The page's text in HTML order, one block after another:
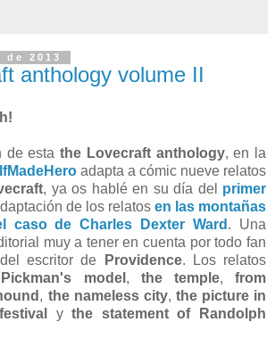
de 2013
anthology volume II
de esta the Lovecraft anthology, en la
adapta a cómic nueve relatos
, ya os hablé en su día del primer
de los relatos en las montañas
caso de Charles Dexter Ward . Una
muy a tener en cuenta por todo fan
escritor de
Providence. Los relatos
Pickman's model , the temple,from
, the nameless city, the picture in
ythe statement of Randolph